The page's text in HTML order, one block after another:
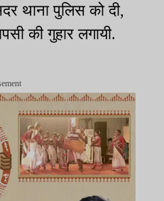
थाना पुलिस को दी,
की गुहार लगायी.